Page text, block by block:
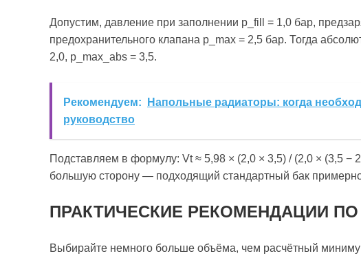
Допустим, давление при заполнении p_fill = 1,0 бар,
предохранительного клапана p_max = 2,5 бар. Тогда
2,0, p_max_abs = 3,5.
Рекомендуем:
Напольные радиаторы: когда
руководство
Подставляем в формулу: Vt ≈ 5,98 × (2,0 × 3,5) / (2,0 × (3,5 −
большую сторону — подходящий стандартный бак
ПРАКТИЧЕСКИЕ РЕКОМЕНДАЦИИ
Выбирайте немного больше объёма, чем расчётный